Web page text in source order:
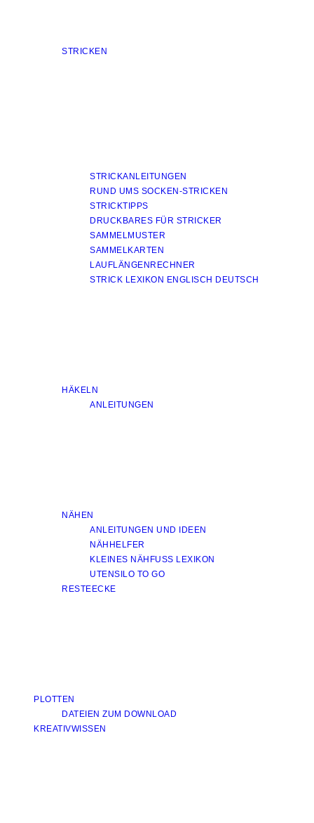
STRICKEN
STRICKANLEITUNGEN
RUND UMS SOCKEN-STRICKEN
STRICKTIPPS
DRUCKBARES FÜR STRICKER
SAMMELMUSTER
SAMMELKARTEN
LAUFLÄNGENRECHNER
STRICK LEXIKON ENGLISCH DEUTSCH
HÄKELN
ANLEITUNGEN
NÄHEN
ANLEITUNGEN UND IDEEN
NÄHHELFER
KLEINES NÄHFUSS LEXIKON
UTENSILO TO GO
RESTEECKE
PLOTTEN
DATEIEN ZUM DOWNLOAD
KREATIVWISSEN